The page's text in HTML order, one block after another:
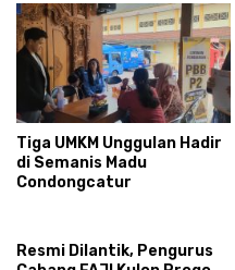
Tiga UMKM Unggulan Hadir
di Semanis Madu
Condongcatur
Resmi Dilantik, Pengurus